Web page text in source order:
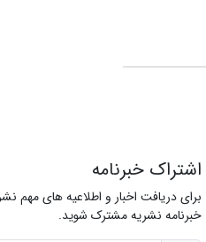
اشتراک خبرنامه
برای دریافت اخبار و اطلاعیه های مهم
خبرنامه نشریه مشترک شوید.